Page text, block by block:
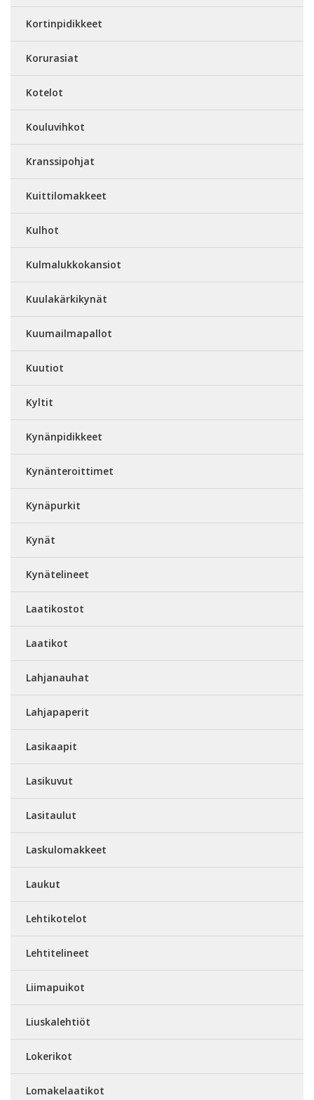
Kortinpidikkeet
Korurasiat
Kotelot
Kouluvihkot
Kranssipohjat
Kuittilomakkeet
Kulhot
Kulmalukkokansiot
Kuulakärkikynät
Kuumailmapallot
Kuutiot
Kyltit
Kynänpidikkeet
Kynänteroittimet
Kynäpurkit
Kynät
Kynätelineet
Laatikostot
Laatikot
Lahjanauhat
Lahjapaperit
Lasikaapit
Lasikuvut
Lasitaulut
Laskulomakkeet
Laukut
Lehtikotelot
Lehtitelineet
Liimapuikot
Liuskalehtiöt
Lokerikot
Lomakelaatikot